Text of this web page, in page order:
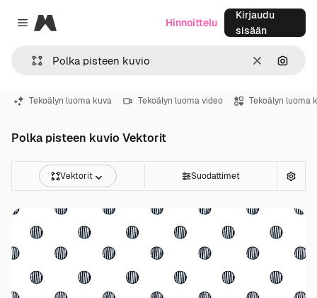
Close menu
Magnific
SelkeäHae
Hinnoittelu
Kirjaudu
sisään
Tekoälyn luoma kuva Tekoälyn luoma video Tekoälyn luoma
Polka pisteen kuvio Vektorit
Vektorit Suodattimet